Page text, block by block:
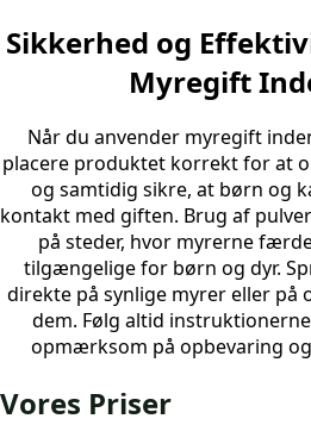
Sikkerhed og
Myregift
Når du anvender myregift
placere produktet korrekt for at
og samtidig sikre, at børn og
kontakt med giften. Brug af
på steder, hvor myrerne
tilgængelige for børn og dyr.
direkte på synlige myrer eller på
dem. Følg altid
opmærksom på opbevaring
Vores Priser